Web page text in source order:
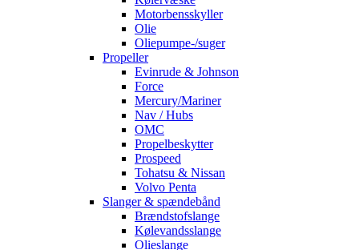
Motorbensskyller
Olie
Oliepumpe-/suger
Propeller
Evinrude & Johnson
Force
Mercury/Mariner
Nav / Hubs
OMC
Propelbeskytter
Prospeed
Tohatsu & Nissan
Volvo Penta
Slanger & spændebånd
Brændstofslange
Kølevandsslange
Olieslange